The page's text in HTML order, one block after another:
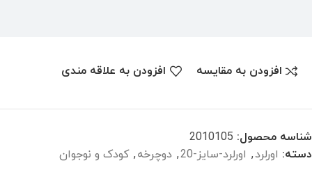
افزودن به مقایسه افزودن به علاقه مندی
شناسه محصول: 2010105
دسته: اورلرد, اورلرد-سایز-20 , دوچرخه, کودک و نوجوان